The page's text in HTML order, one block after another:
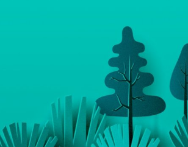
Carol Pessoa
Ju Mirthes